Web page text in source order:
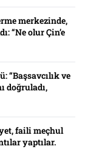
merkezinde,
“Ne olur Çin’e
“Başsavcılık ve
doğruladı,
faili meçhul
yaptılar.